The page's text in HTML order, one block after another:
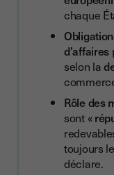
Comment
commerce ?
Une signature
Des contrats et
Archivage
Conclusion
chaque
d'affaires
selon la
Rôle des
sont «
toujours
déclare.